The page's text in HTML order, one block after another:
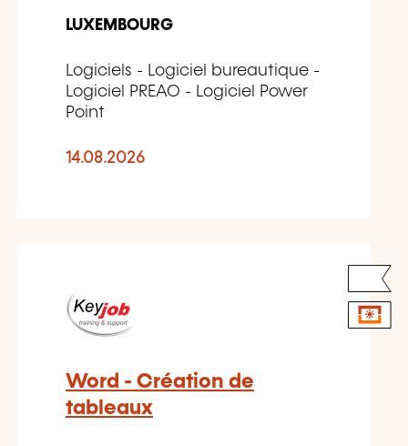
LUXEMBOURG
Logiciels - Logiciel bureautique -
Logiciel PREAO - Logiciel Power
Point
14.08.2026
Word - Création de
tableaux